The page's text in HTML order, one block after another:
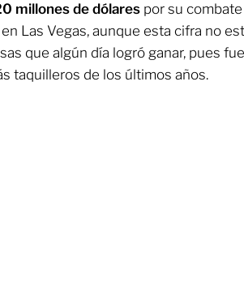
millones de dólares por su
Las Vegas, aunque esta cifra no
que algún día logró ganar, pues
taquilleros de los últimos años.